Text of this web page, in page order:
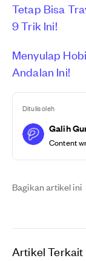
Tetap Bisa
9 Trik Ini!
Menyulap
Andalan Ini!
Ditulis oleh
Galih
Content
Bagikan artikel ini
Artikel Terkait